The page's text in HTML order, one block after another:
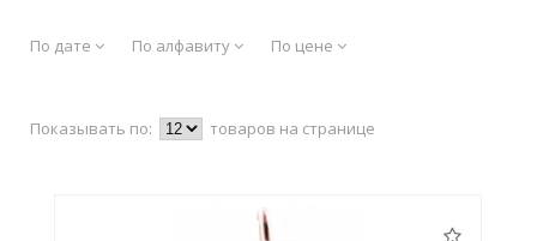
По дате По алфавиту По цене
Показывать по: товаров на странице